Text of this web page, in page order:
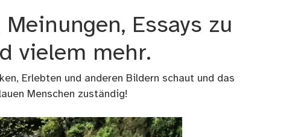
Essays zu
vielem mehr.
Erlebten und anderen Bildern schaut und das
Menschen zuständig!